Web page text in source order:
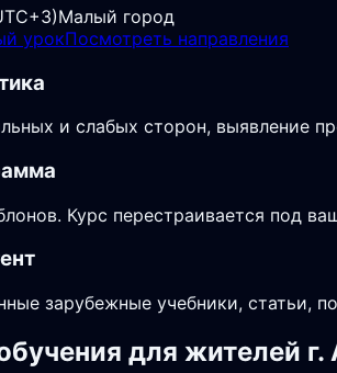
Малый город
урокПосмотреть направления
и слабых сторон, выявление
Курс перестраивается под
зарубежные учебники, статьи,
для жителей г.